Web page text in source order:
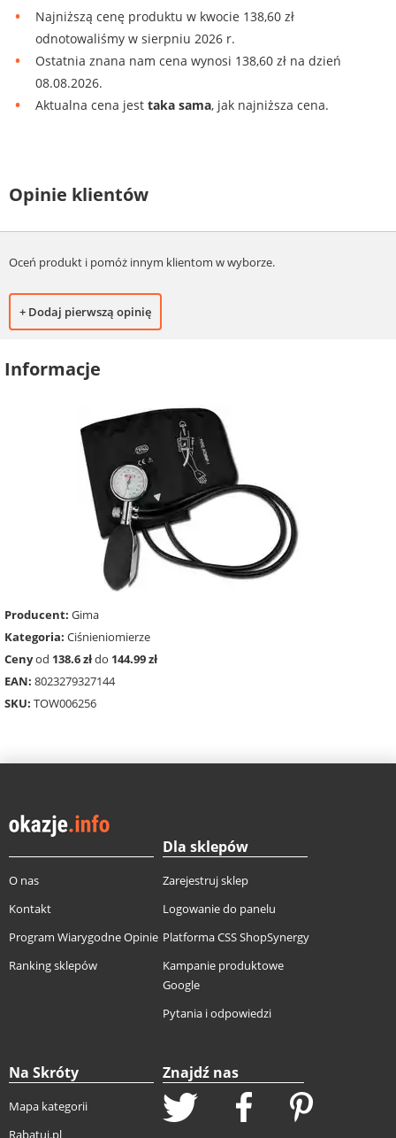
Najniższą cenę produktu w kwocie 138,60 zł
odnotowaliśmy w sierpniu 2026 r.
Ostatnia znana nam cena wynosi 138,60 zł na dzień
08.08.2026.
Aktualna cena jest taka sama, jak najniższa cena.
Opinie klientów
Oceń produkt i pomóż innym klientom w wyborze.
+ Dodaj pierwszą opinię
Informacje
Producent: Gima
Kategoria: Ciśnieniomierze
Cenyod 138.6 złdo 144.99 zł
EAN: 8023279327144
SKU: TOW006256
O nas
Kontakt
Program Wiarygodne Opinie
Ranking sklepów
Dla sklepów
Zarejestruj sklep
Logowanie do panelu
Platforma CSS ShopSynergy
Kampanie produktowe
Google
Pytania i odpowiedzi
Na Skróty
Mapa kategorii
Rabatuj.pl
Znajdź nas